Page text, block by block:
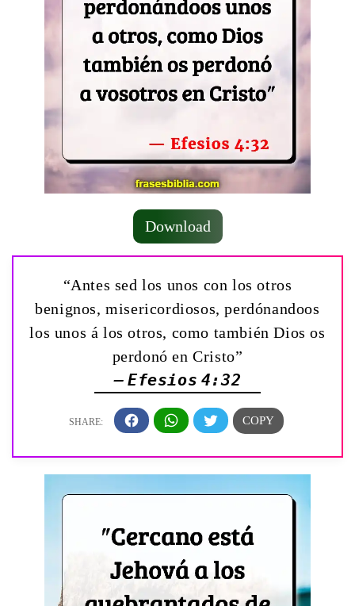
Download
“Antes sed los unos con los otros
benignos, misericordiosos, perdónandoos
los unos á los otros, como también Dios os
perdonó en Cristo”
— Efesios 4:32